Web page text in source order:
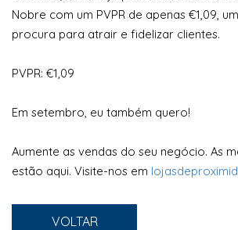
Nobre com um PVPR de apenas €1,09,
procura para atrair e fidelizar clientes.
PVPR: €1,09
Em setembro, eu também quero!
Aumente as vendas do seu negócio. As
estão aqui. Visite-nos em
VOLTAR